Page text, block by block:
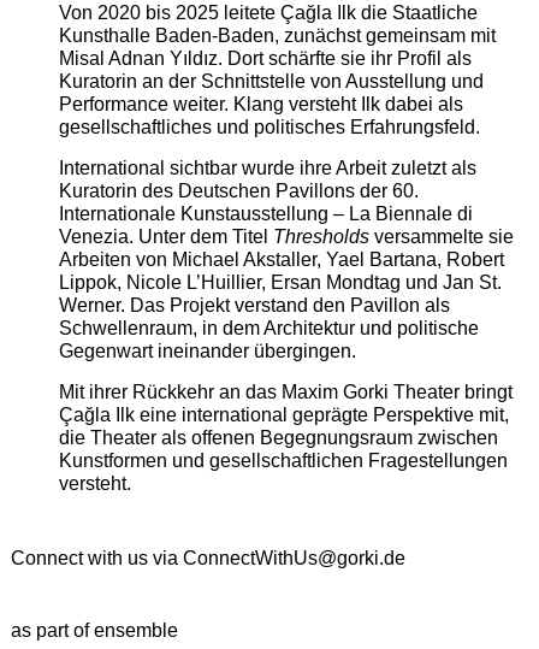
Von 2020 bis 2025 leitete Çağla Ilk die Staatliche
Kunsthalle Baden-Baden, zunächst gemeinsam mit
Misal Adnan Yıldız. Dort schärfte sie ihr Profil als
Kuratorin an der Schnittstelle von Ausstellung und
Performance weiter. Klang versteht Ilk dabei als
gesellschaftliches und politisches Erfahrungsfeld.
International sichtbar wurde ihre Arbeit zuletzt als
Kuratorin des Deutschen Pavillons der 60.
Internationale Kunstausstellung – La Biennale di
Venezia. Unter dem Titel Thresholdsversammelte sie
Arbeiten von Michael Akstaller, Yael Bartana, Robert
Lippok, Nicole L’Huillier, Ersan Mondtag und Jan St.
Werner. Das Projekt verstand den Pavillon als
Schwellenraum, in dem Architektur und politische
Gegenwart ineinander übergingen.
Mit ihrer Rückkehr an das Maxim Gorki Theater bringt
Çağla Ilk eine international geprägte Perspektive mit,
die Theater als offenen Begegnungsraum zwischen
Kunstformen und gesellschaftlichen Fragestellungen
versteht.
Connect with us via ConnectWithUs@gorki.de
as part of ensemble